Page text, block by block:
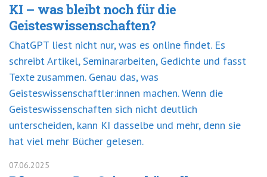
KI – was bleibt noch für die
Geisteswissenschaften?
ChatGPT liest nicht nur, was es online findet. Es
schreibt Artikel, Seminararbeiten, Gedichte und fasst
Texte zusammen. Genau das, was
Geisteswissenschaftler:innen machen. Wenn die
Geisteswissenschaften sich nicht deutlich
unterscheiden, kann KI dasselbe und mehr, denn sie
hat viel mehr Bücher gelesen.
07.06.2025